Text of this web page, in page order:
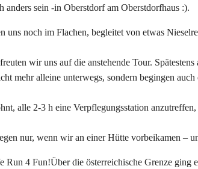
sein -in Oberstdorf am Oberstdorfhaus :).
uns noch im Flachen, begleitet von etwas
wir uns auf die anstehende Tour.
mehr alleine unterwegs, sondern begingen
alle 2-3 h eine Verpflegungsstation
nur, wenn wir an einer Hütte vorbeikamen –
Über die österreichische Grenze ging